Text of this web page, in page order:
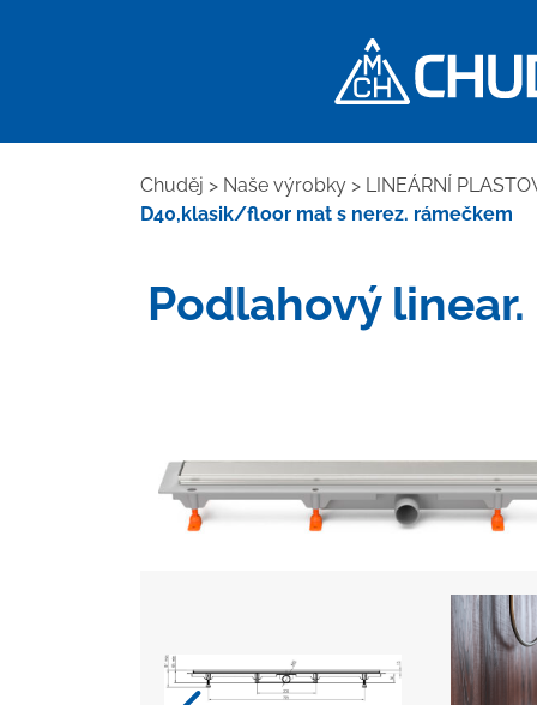
Chuděj > Naše výrobky > LINEÁRNÍ
D40,klasik/floor mat s nerez. rámečkem
Podlahový